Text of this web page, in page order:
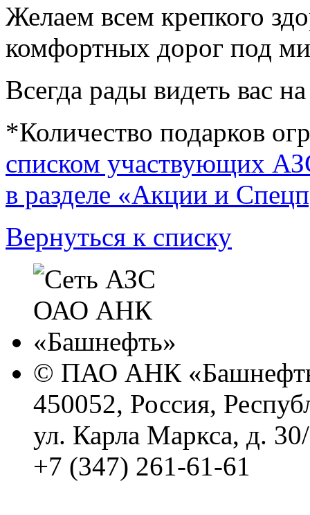
Желаем всем крепкого
комфортных дорог под
Всегда рады видеть вас
*Количество подарков
списком участвующих
в разделе «Акции и
Вернуться к списку
© ПАО АНК
450052, Россия,
ул. Карла Маркса, д.
+7 (347) 261-61-61